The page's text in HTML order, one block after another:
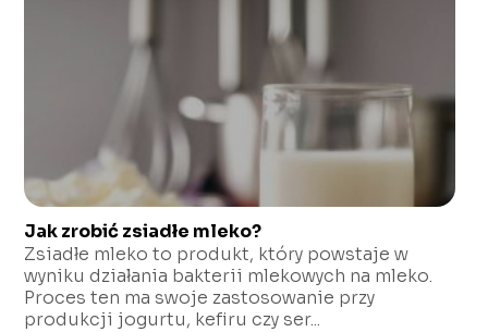
Jak zrobić zsiadłe mleko?
Zsiadłe mleko to produkt, który powstaje w
wyniku działania bakterii mlekowych na mleko.
Proces ten ma swoje zastosowanie przy
produkcji jogurtu, kefiru czy ser...